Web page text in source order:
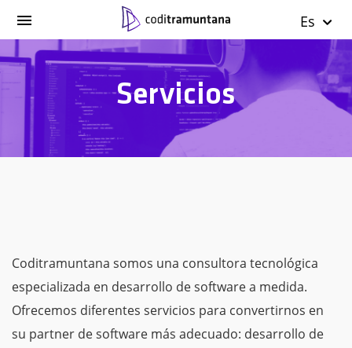
Es
Servicios
Coditramuntana somos una consultora tecnológica
especializada en desarrollo de software a medida.
Ofrecemos diferentes servicios para convertirnos en
su partner de software más adecuado: desarrollo de